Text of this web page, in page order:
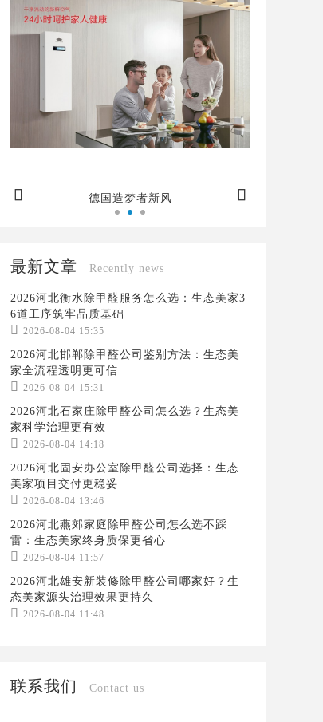
德国造梦者新风
 
最新文章 Recently news
2026河北衡水除甲醛服务怎么选：生态美家3
6道工序筑牢品质基础
 2026-08-04 15:35
2026河北邯郸除甲醛公司鉴别方法：生态美
家全流程透明更可信
 2026-08-04 15:31
2026河北石家庄除甲醛公司怎么选？生态美
家科学治理更有效
 2026-08-04 14:18
2026河北固安办公室除甲醛公司选择：生态
美家项目交付更稳妥
 2026-08-04 13:46
2026河北燕郊家庭除甲醛公司怎么选不踩
雷：生态美家终身质保更省心
 2026-08-04 11:57
2026河北雄安新装修除甲醛公司哪家好？生
态美家源头治理效果更持久
 2026-08-04 11:48
联系我们 Contact us